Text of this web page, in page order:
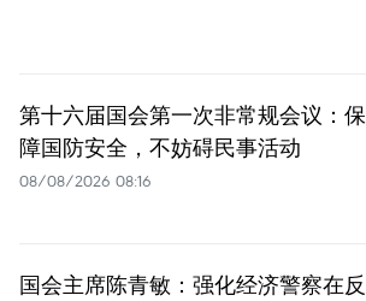
第十六届国会第一次非常规会议：保
障国防安全，不妨碍民事活动
08/08/2026 08:16
国会主席陈青敏：强化经济警察在反